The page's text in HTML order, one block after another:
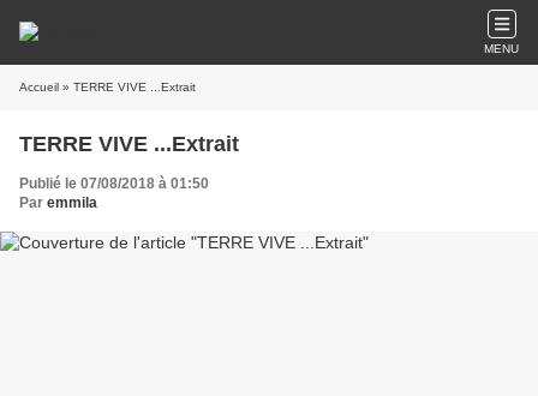
MENU
Accueil » TERRE VIVE ...Extrait
TERRE VIVE ...Extrait
Publié le 07/08/2018 à 01:50
Par emmila